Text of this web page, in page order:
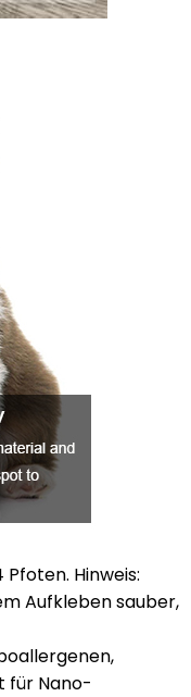
Hinweis:
Aufkleben sauber,
für Nano-